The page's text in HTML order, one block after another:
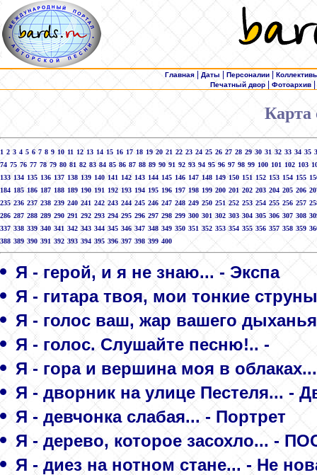
Главная| Даты Персоналии|
Печатный двор| Фотоархив
Карта
1 2 3 4 5 6 7 8 9 10 11 12 13 14 15 16 17 18 19 20 21 22 23 24 25 26 27 28 29 30 31 32 33 34 35
74 75 76 77 78 79 80 81 82 83 84 85 86 87 88 89 90 91 92 93 94 95 96 97 98 99 100 101 102 103
133 134 135 136 137 138 139 140 141 142 143 144 145 146 147 148 149 150 151 152 153 154 155
184 185 186 187 188 189 190 191 192 193 194 195 196 197 198 199 200 201 202 203 204 205 206
235 236 237 238 239 240 241 242 243 244 245 246 247 248 249 250 251 252 253 254 255 256 257
286 287 288 289 290 291 292 293 294 295 296 297 298 299 300 301 302 303 304 305 306 307 308
337 338 339 340 341 342 343 344 345 346 347 348 349 350 351 352 353 354 355 356 357 358 359
388 389 390 391 392 393 394 395 396 397 398 399 400
Я - герой, и я не знаю... - Экспа
Я - гитара твоя, мои тонкие
Я - голос ваш, жар вашего
Я - голос. Слушайте песню!.. -
Я - гора и вершина моя в
Я - дворник на улице Пестеля... -
Я - девчонка слабая... - Портрет
Я - дерево, которое засохло... -
Я - диез на нотном стане... - Не